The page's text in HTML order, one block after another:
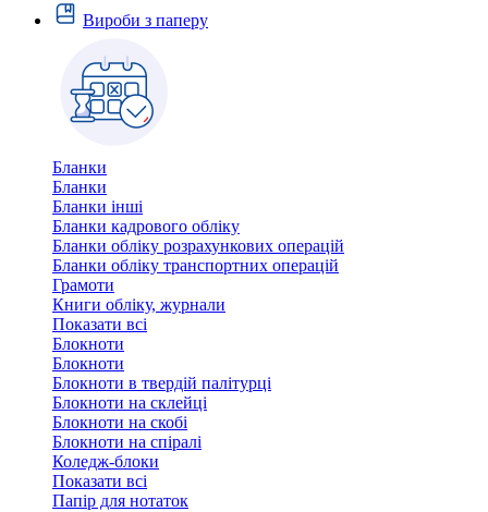
Вироби з паперу
Бланки
Бланки
Бланки інші
Бланки кадрового обліку
Бланки обліку розрахункових операцій
Бланки обліку транспортних операцій
Грамоти
Книги обліку, журнали
Показати всі
Блокноти
Блокноти
Блокноти в твердій палітурці
Блокноти на склейці
Блокноти на скобі
Блокноти на спіралі
Коледж-блоки
Показати всі
Папір для нотаток